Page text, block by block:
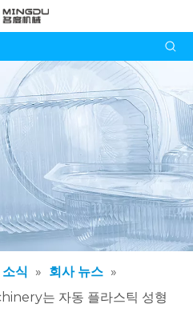
소식 » 회사 뉴스 »
는 자동 플라스틱 성형